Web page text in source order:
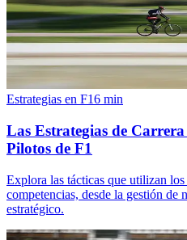
Estrategias en F16 min
Las Estrategias de
Pilotos de F1
Explora las tácticas que utilizan
competencias, desde la gestión de
estratégico.